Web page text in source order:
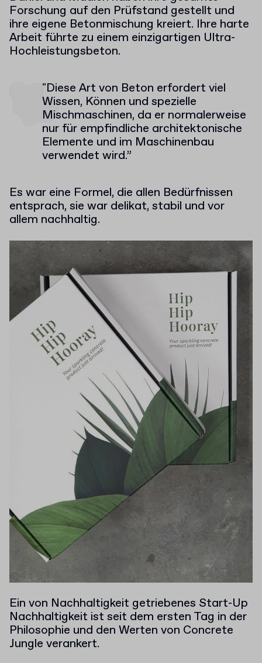
Forschung auf den Prüfstand gestellt und
ihre eigene Betonmischung kreiert. Ihre harte
Arbeit führte zu einem einzigartigen Ultra-
Hochleistungsbeton.
"Diese Art von Beton erfordert viel
Wissen, Können und spezielle
Mischmaschinen, da er normalerweise
nur für empfindliche architektonische
Elemente und im Maschinenbau
verwendet wird.”
Es war eine Formel, die allen Bedürfnissen
entsprach, sie war delikat, stabil und vor
allem nachhaltig.
Ein von Nachhaltigkeit getriebenes Start-Up
Nachhaltigkeit ist seit dem ersten Tag in der
Philosophie und den Werten von Concrete
Jungle verankert.